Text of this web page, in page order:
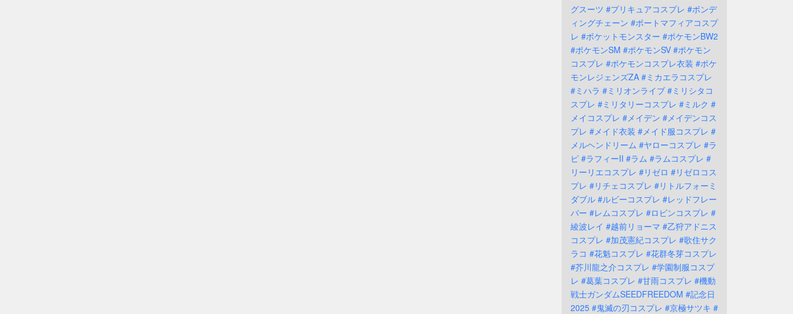
グスーツ #プリキュアコスプレ #ボンデ
ィングチェーン #ポートマフィアコスプ
レ #ポケットモンスター #ポケモンBW2
#ポケモンSM #ポケモンSV #ポケモン
コスプレ #ポケモンコスプレ衣装 #ポケ
モンレジェンズZA #ミカエラコスプレ
#ミハラ #ミリオンライブ #ミリシタコ
スプレ #ミリタリーコスプレ #ミルク #
メイコスプレ #メイデン #メイデンコス
プレ #メイド衣装 #メイド服コスプレ #
メルヘンドリーム #ヤローコスプレ #ラ
ピ #ラフィーII #ラム #ラムコスプレ #
リーリエコスプレ #リゼロ #リゼロコス
プレ #リチェコスプレ #リトルフォーミ
ダブル #ルビーコスプレ #レッドフレー
バー #レムコスプレ #ロビンコスプレ #
綾波レイ #越前リョーマ #乙狩アドニス
コスプレ #加茂憲紀コスプレ #歌住サク
ラコ #花魁コスプレ #花群冬芽コスプレ
#芥川龍之介コスプレ #学園制服コスプ
レ #葛葉コスプレ #甘雨コスプレ #機動
戦士ガンダムSEEDFREEDOM #記念日
2025 #鬼滅の刃コスプレ #京極サツキ #